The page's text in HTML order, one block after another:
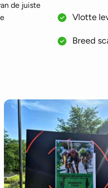
de juiste
Vlotte
Breed